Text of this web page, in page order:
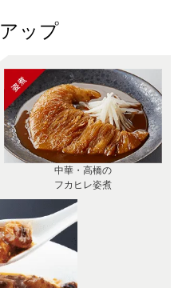
ップ
中華・高橋の
フカヒレ姿煮